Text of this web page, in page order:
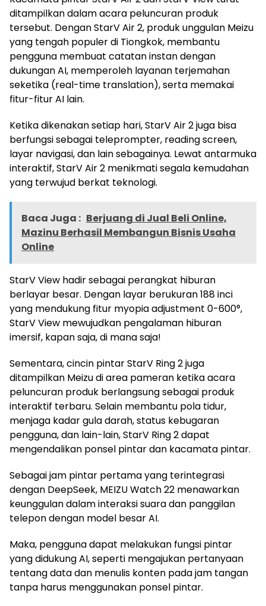
ditampilkan dalam acara peluncuran produk
tersebut. Dengan StarV Air 2, produk unggulan Meizu
yang tengah populer di Tiongkok, membantu
pengguna membuat catatan instan dengan
dukungan AI, memperoleh layanan terjemahan
seketika (real-time translation), serta memakai
fitur-fitur AI lain.
Ketika dikenakan setiap hari, StarV Air 2 juga bisa
berfungsi sebagai teleprompter, reading screen,
layar navigasi, dan lain sebagainya. Lewat antarmuka
interaktif, StarV Air 2 menikmati segala kemudahan
yang terwujud berkat teknologi.
Baca Juga : Berjuang di Jual Beli Online,
Mazinu Berhasil Membangun Bisnis Usaha
Online
StarV View hadir sebagai perangkat hiburan
berlayar besar. Dengan layar berukuran 188 inci
yang mendukung fitur myopia adjustment 0-600°,
StarV View mewujudkan pengalaman hiburan
imersif, kapan saja, di mana saja!
Sementara, cincin pintar StarV Ring 2 juga
ditampilkan Meizu di area pameran ketika acara
peluncuran produk berlangsung sebagai produk
interaktif terbaru. Selain membantu pola tidur,
menjaga kadar gula darah, status kebugaran
pengguna, dan lain-lain, StarV Ring 2 dapat
mengendalikan ponsel pintar dan kacamata pintar.
Sebagai jam pintar pertama yang terintegrasi
dengan DeepSeek, MEIZU Watch 22 menawarkan
keunggulan dalam interaksi suara dan panggilan
telepon dengan model besar AI.
Maka, pengguna dapat melakukan fungsi pintar
yang didukung AI, seperti mengajukan pertanyaan
tentang data dan menulis konten pada jam tangan
tanpa harus menggunakan ponsel pintar.